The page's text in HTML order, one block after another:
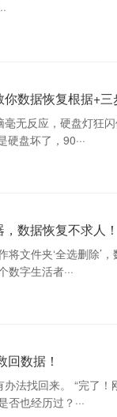
数据恢复根据+三
无反应，硬盘灯狂
盘坏了，90···
数据恢复不求人！
文件夹‘全选删除’
字生活者···
数据！
法找回来。 “完了！
也经历过？···